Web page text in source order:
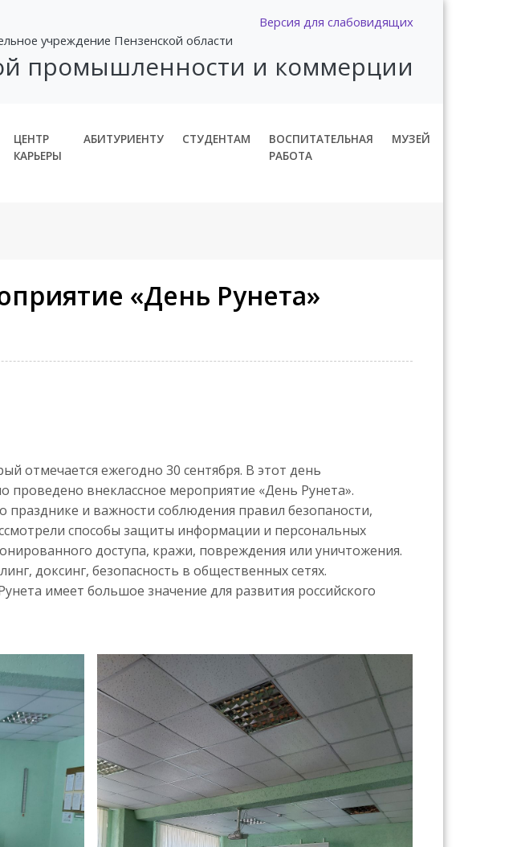
Версия для слабовидящих
учреждение Пензенской области
промышленности и коммерции
ЦЕНТР
КАРЬЕРЫ
АБИТУРИЕНТУ СТУДЕНТАМ
ВОСПИТАТЕЛЬНАЯ
РАБОТА
МУЗЕЙ
«День Рунета»
отмечается ежегодно 30 сентября. В этот день
проведено внеклассное мероприятие «День Рунета».
празднике и важности соблюдения правил безопаности,
способы защиты информации и персональных
доступа, кражи, повреждения или уничтожения.
доксинг, безопасность в общественных сетях.
имеет большое значение для развития российского